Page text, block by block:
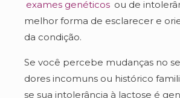
exames genéticos ou de
melhor forma de esclarecer e
da condição.
Se você percebe mudanças no
dores incomuns ou histórico
se sua intolerância à lactose é